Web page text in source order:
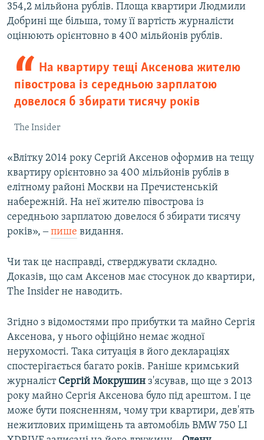
354,2 мільйона рублів. Площа квартири Людмили
Добрині ще більша, тому її вартість журналісти
оцінюють орієнтовно в 400 мільйонів рублів.
На квартиру тещі Аксенова жителю
півострова із середньою зарплатою
довелося б збирати тисячу років
The Insider
«Влітку 2014 року Сергій Аксенов оформив на тещу
квартиру орієнтовно за 400 мільйонів рублів в
елітному районі Москви на Пречистенській
набережній. На неї жителю півострова із
середньою зарплатою довелося б збирати тисячу
років», ‒пише видання.
Чи так це насправді, стверджувати складно.
Доказів, що сам Аксенов має стосунок до квартири,
The Insider не наводить.
Згідно з відомостями про прибутки та майно Сергія
Аксенова, у нього офіційно немає жодної
нерухомості. Така ситуація в його деклараціях
спостерігається багато років. Раніше кримський
журналіст Сергій Мокрушин з'ясував, що ще з 2013
року майно Сергія Аксенова було під арештом. І це
може бути поясненням, чому три квартири, дев'ять
нежитлових приміщень та автомобіль BMW 750 LI